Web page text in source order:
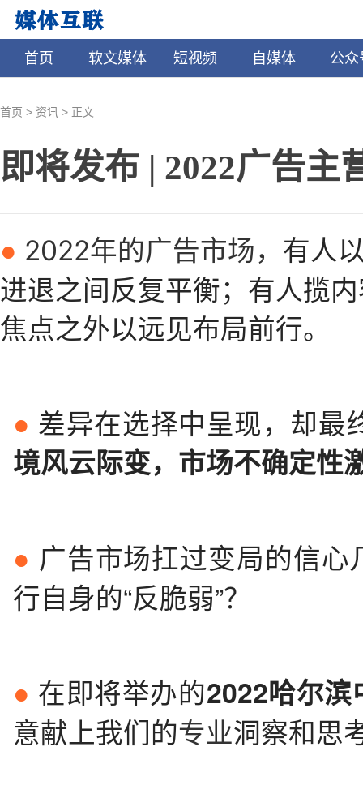
首页 软文媒体 短视频 自媒体 公众
首页 > 资讯 > 正文
即将发布 | 2022广告主
● 2022年的广告市场， 有人
进退之间反复平衡； 有人揽
焦点之外以远见布局前行。
● 差异在选择中呈现，却最
境风云际变，市场不确定性
● 广告市场扛过变局的信
行自身的“反脆弱”？
● 在即将举办的2022哈尔
意献上我们的专业洞察和思